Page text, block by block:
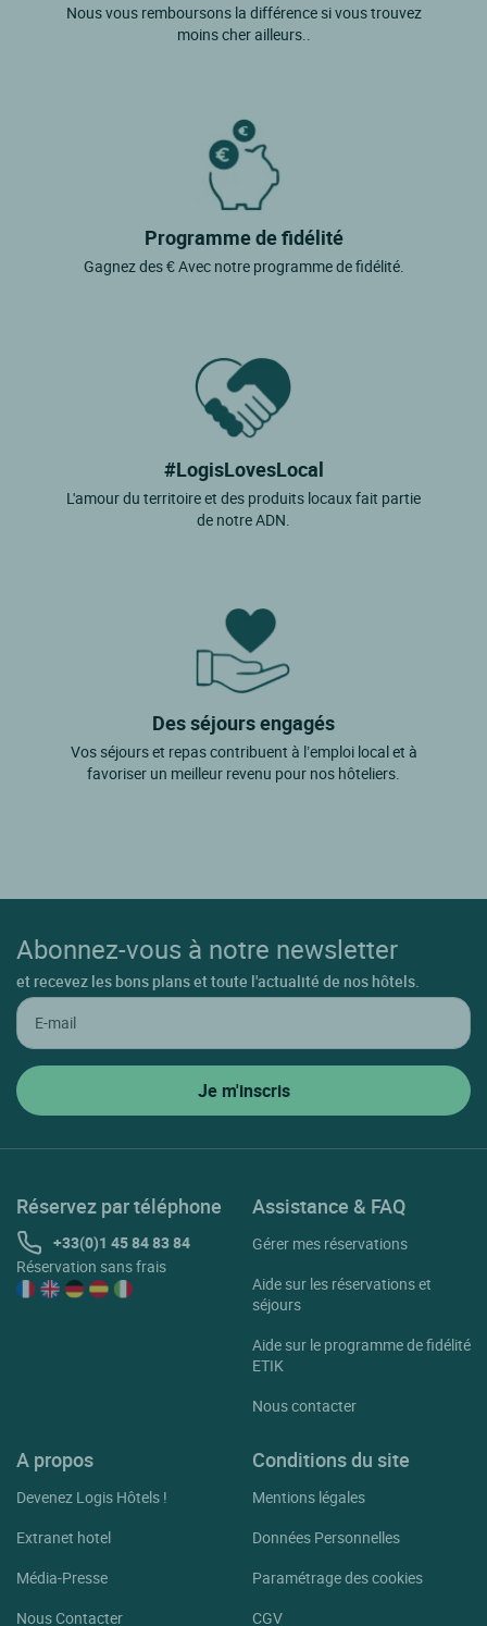
Nous vous remboursons la différence si vous trouvez
moins cher ailleurs..
Programme de fidélité
Gagnez des € Avec notre programme de fidélité.
#LogisLovesLocal
L'amour du territoire et des produits locaux fait partie
de notre ADN.
Des séjours engagés
Vos séjours et repas contribuent à l’emploi local et à
favoriser un meilleur revenu pour nos hôteliers.
Abonnez-vous à notre newsletter
et recevez les bons plans et toute l'actualité de nos hôtels.
Réservez par téléphone
+33(0)1 45 84 83 84
Réservation sans frais
Assistance & FAQ
Gérer mes réservations
Aide sur les réservations et
séjours
Aide sur le programme de fidélité
ETIK
Nous contacter
A propos
Devenez Logis Hôtels !
Extranet hotel
Média-Presse
Nous Contacter
Conditions du site
Mentions légales
Données Personnelles
Paramétrage des cookies
CGV